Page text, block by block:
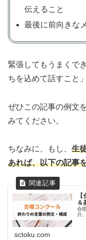
伝えること
最後に前向きな
緊張してもうまくで
ちを込めて話すこと
ぜひこの記事の例文
みてください。
ちなみに、もし、 生
あれば、以下の記事
＆
合
介
sctoku.com